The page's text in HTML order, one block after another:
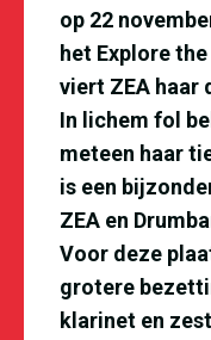
op 22
het Explore
viert ZEA haar
In lichem fol
meteen haar
is een
ZEA en
Voor deze
grotere
klarinet en